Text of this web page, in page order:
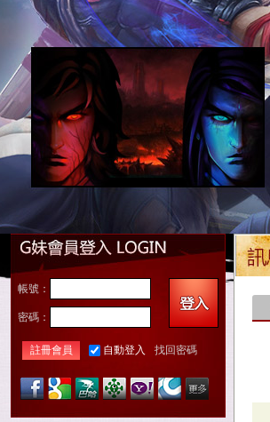
帳號：
密碼：
註冊會員 自動登入 找回密碼